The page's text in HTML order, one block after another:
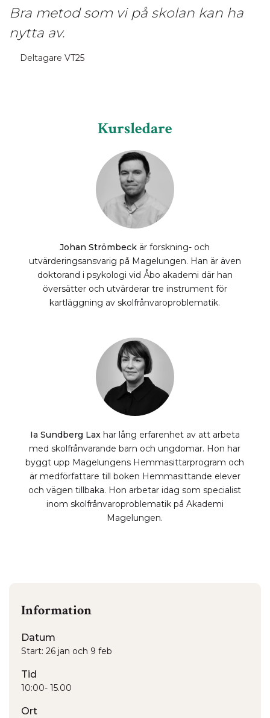
Bra metod som vi på skolan kan ha
nytta av.
Deltagare VT25
Kursledare
Johan Strömbeck är forskning- och
utvärderingsansvarig på Magelungen. Han är även
doktorand i psykologi vid Åbo akademi där han
översätter och utvärderar tre instrument för
kartläggning av skolfrånvaroproblematik.
Ia Sundberg Lax har lång erfarenhet av att arbeta
med skolfrånvarande barn och ungdomar. Hon har
byggt upp Magelungens Hemmasittarprogram och
är medförfattare till boken Hemmasittande elever
och vägen tillbaka. Hon arbetar idag som specialist
inom skolfrånvaroproblematik på Akademi
Magelungen.
Information
Datum
Start: 26 jan och 9 feb
Tid
10:00- 15.00
Ort